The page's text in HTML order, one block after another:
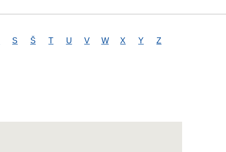
S Š T U V W X Y Z